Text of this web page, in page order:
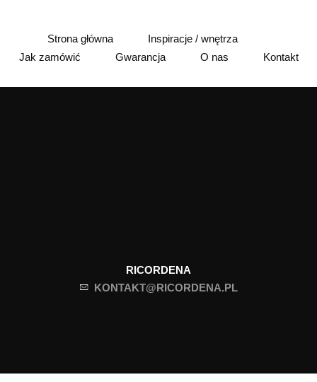
Strona główna
Inspiracje / wnętrza
Jak zamówić
Gwarancja O nas Kontakt
RICORDENA
KONTAKT@RICORDENA.PL